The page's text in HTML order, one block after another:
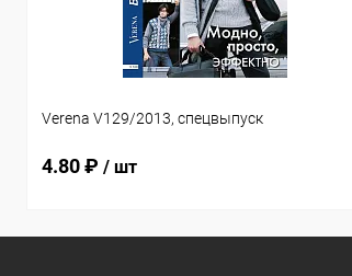
Verena V129/2013, спецвыпуск
4.80 ₽ / шт